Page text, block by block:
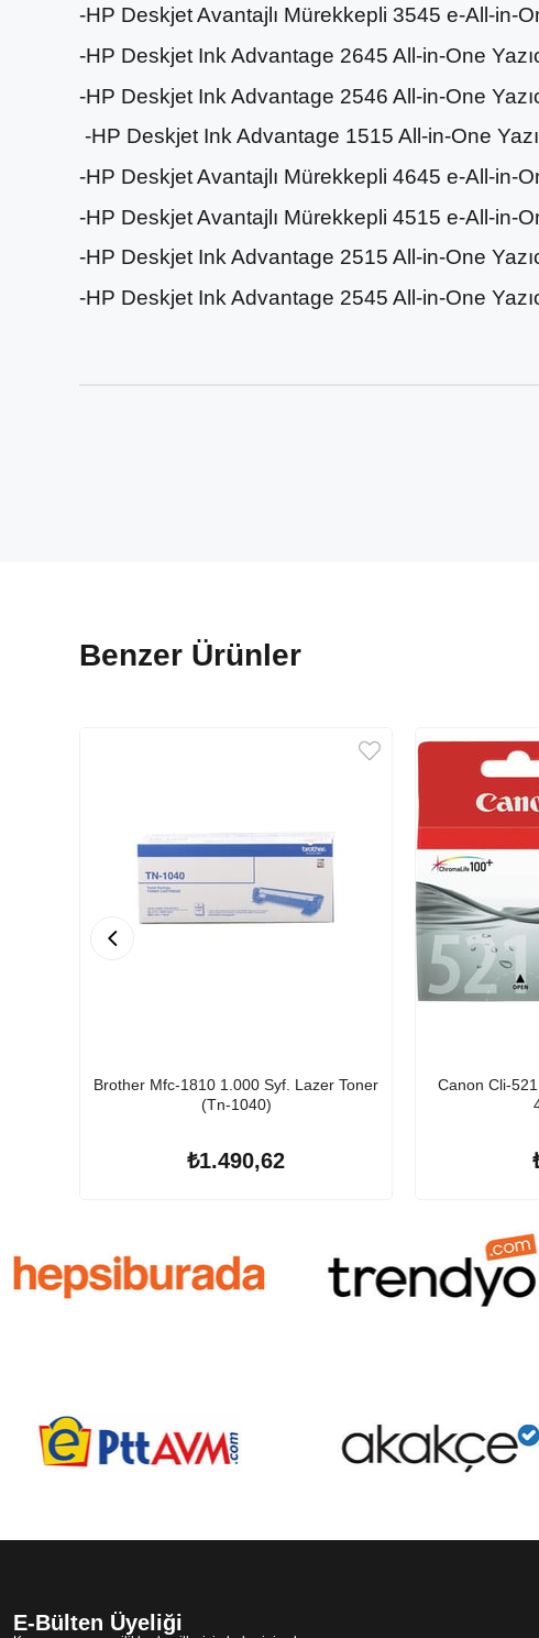
-HP Deskjet Avantajlı Mürekkepli 3545 e-All-in-
-HP Deskjet Ink Advantage 2645 All-in-One
-HP Deskjet Ink Advantage 2546 All-in-One
-HP Deskjet Ink Advantage 1515 All-in-One
-HP Deskjet Avantajlı Mürekkepli 4645 e-All-in-
-HP Deskjet Avantajlı Mürekkepli 4515 e-All-in-
-HP Deskjet Ink Advantage 2515 All-in-One
-HP Deskjet Ink Advantage 2545 All-in-One
Benzer Ürünler
Brother Mfc-1810 1.000 Syf. Lazer Toner
(Tn-1040)
₺1.490,62
Canon Cli-
E-Bülten Üyeliği